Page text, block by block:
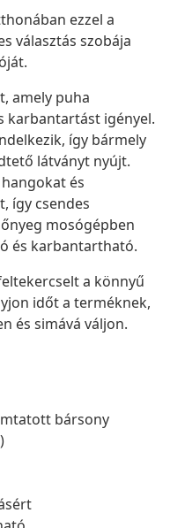
ezzel a
választás szobája
amely puha
karbantartást igényel.
így bármely
látványt nyújt.
és
így csendes
mosógépben
és karbantartható.
a könnyű
időt a terméknek,
és simává váljon.
bársony